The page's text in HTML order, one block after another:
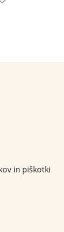
in piškotki